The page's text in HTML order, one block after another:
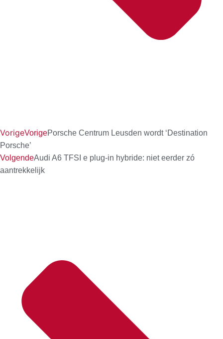
VorigeVorigePorsche Centrum Leusden wordt ‘Destination
Porsche’
VolgendeAudi A6 TFSI e plug-in hybride: niet eerder zó
aantrekkelijk